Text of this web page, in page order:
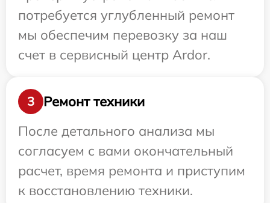
потребуется углубленный ремонт
мы обеспечим перевозку за наш
счет в сервисный центр Ardor.
3
Ремонт техники
После детального анализа мы
согласуем с вами окончательный
расчет, время ремонта и приступим
к восстановлению техники.